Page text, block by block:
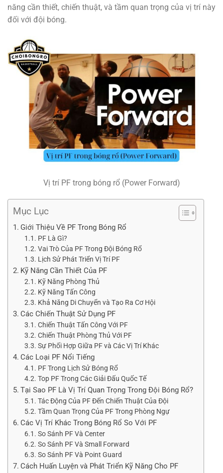
năng cần thiết, chiến thuật, và tầm quan trọng của vị trí này
đối với đội bóng.
Vị trí PF trong bóng rổ (Power Forward)
Mục Lục
Giới Thiệu Về PF Trong Bóng Rổ
PF Là Gì?
Vai Trò Của PF Trong Đội Bóng Rổ
Lịch Sử Phát Triển Vị Trí PF
Kỹ Năng Cần Thiết Của PF
Kỹ Năng Phòng Thủ
Kỹ Năng Tấn Công
Khả Năng Di Chuyển và Tạo Ra Cơ Hội
Các Chiến Thuật Sử Dụng PF
Chiến Thuật Tấn Công Với PF
Chiến Thuật Phòng Thủ Với PF
Sự Phối Hợp Giữa PF và Các Vị Trí Khác
Các Loại PF Nổi Tiếng
PF Trong Lịch Sử Bóng Rổ
Top PF Trong Các Giải Đấu Quốc Tế
Tại Sao PF Là Vị Trí Quan Trọng Trong Đội Bóng Rổ?
Tác Động Của PF Đến Chiến Thuật Của Đội
Tầm Quan Trọng Của PF Trong Phòng Ngự
Các Vị Trí Khác Trong Bóng Rổ So Với PF
So Sánh PF Và Center
So Sánh PF Và Small Forward
So Sánh PF Và Point Guard
Cách Huấn Luyện và Phát Triển Kỹ Năng Cho PF